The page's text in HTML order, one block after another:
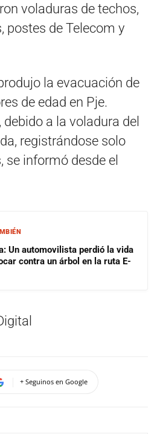
voladuras de techos,
postes de Telecom y
la evacuación de
de edad en Pje.
a la voladura del
registrándose solo
se informó desde el
Un automovilista perdió la vida
contra un árbol en la ruta E-
+ Seguinos en Google